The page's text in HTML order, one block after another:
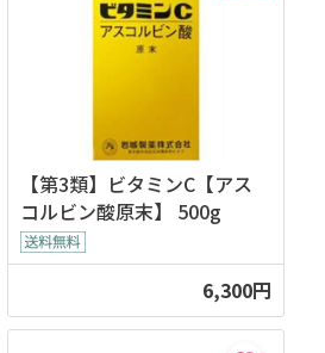
【第3類】ビタミンC【アス
コルビン酸原末】 500g
6,300円